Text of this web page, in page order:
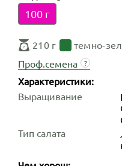
100 г
210 г темно-
Проф.семена
?
Характеристики:
Выращивание
Тип салата